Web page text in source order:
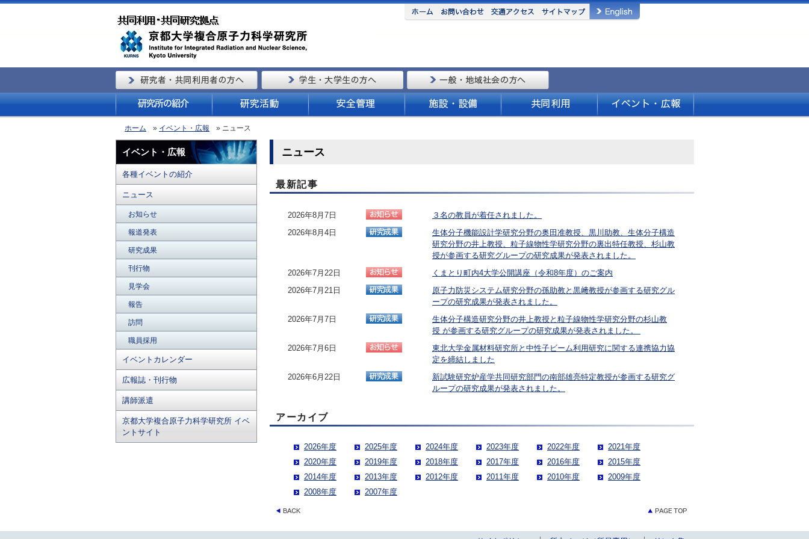
ホーム » イベント・広報 » ニュース
イベント・広報
各種イベントの紹介
ニュース
お知らせ
報道発表
研究成果
刊行物
見学会
報告
訪問
職員採用
イベントカレンダー
広報誌・刊行物
講師派遣
京都大学複合原子力科学研究所 イベ
ントサイト
ニュース
最新記事
2026年8月7日
３名の教員が着任されました。
2026年8月4日
生体分子機能設計学研究分野の奥田准教授、黒川助教、生体分子構造
研究分野の井上教授、粒子線物性学研究分野の裏出特任教授、杉山教
授が参画する研究グループの研究成果が発表されました。
2026年7月22日
くまとり町内4大学公開講座（令和8年度）のご案内
2026年7月21日
原子力防災システム研究分野の孫助教と黒﨑教授が参画する研究グル
ープの研究成果が発表されました。
2026年7月7日
生体分子構造研究分野の井上教授と粒子線物性学研究分野の杉山教
授 が参画する研究グループの研究成果が発表されました。
2026年7月6日
東北大学金属材料研究所と中性子ビーム利用研究に関する連携協力協
定を締結しました
2026年6月22日
新試験研究炉産学共同研究部門の南部雄亮特定教授が参画する研究グ
ループの研究成果が発表されました。
アーカイブ
2026年度 2025年度 2024年度 2023年度 2022年度
2021年度
2020年度
2019年度 2018年度 2017年度 2016年度
2015年度
2014年度
2013年度 2012年度 2011年度 2010年度
2009年度
2008年度
2007年度